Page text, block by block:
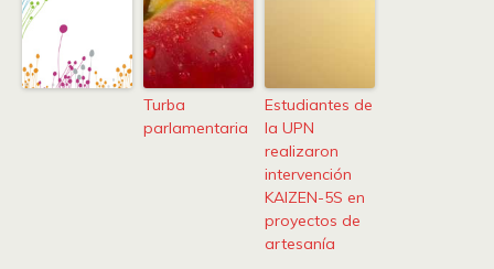
Turba
parlamentaria
Estudiantes de
la UPN
realizaron
intervención
KAIZEN-5S en
proyectos de
artesanía